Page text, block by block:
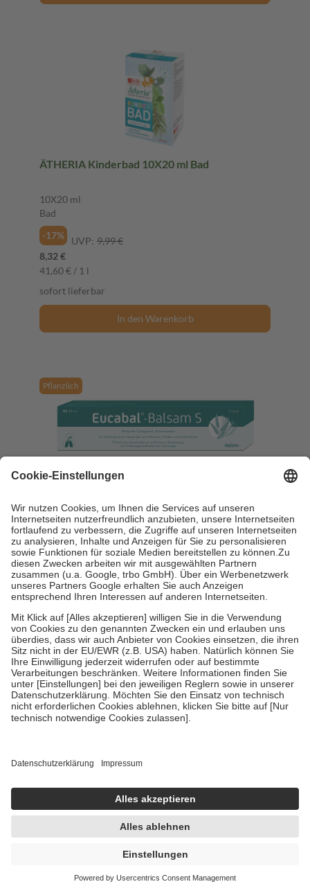
ÄTHERIA Kinderbad 10X20 ml Bad
10X20 ml
Bad
-17%
UVP: 9,99 €
8,32 €
41,60 € / 1 l
sofort lieferbar
In den Warenkorb
Pflanzlich
50 ml
Creme
-29% AVP: 10,48 €
7,40 €
148,00 € / 1 l
sofort lieferbar
In den Warenkorb
Eucabal Kinderbad mit Thymian 130 ml Bad